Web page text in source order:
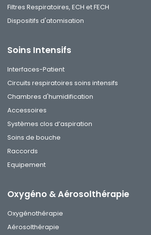
Filtres Respiratoires, ECH et FECH
Dispositifs d'atomisation
Soins Intensifs
Interfaces-Patient
Circuits respiratoires soins intensifs
Chambres d'humidification
Accessoires
Systèmes clos d’aspiration
Soins de bouche
Raccords
Equipement
Oxygéno & Aérosolthérapie
Oxygénothérapie
Aérosolthérapie